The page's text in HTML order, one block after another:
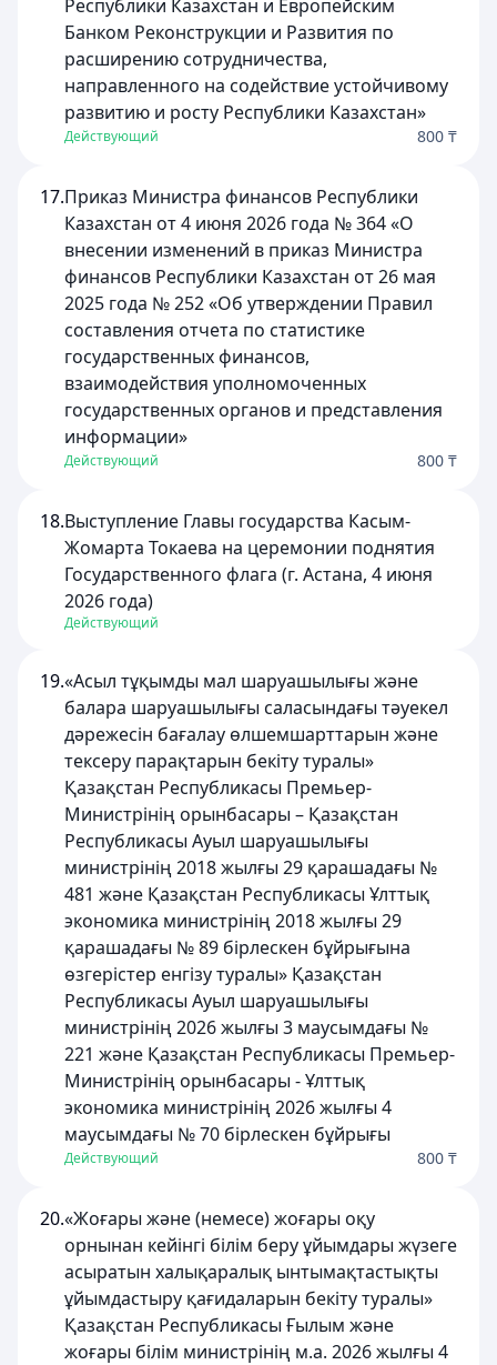
Республики Казахстан и Европейским
Банком Реконструкции и Развития по
расширению сотрудничества,
направленного на содействие устойчивому
развитию и росту Республики Казахстан»
Действующий 800 ₸
17.Приказ Министра финансов Республики
Казахстан от 4 июня 2026 года № 364 «О
внесении изменений в приказ Министра
финансов Республики Казахстан от 26 мая
2025 года № 252 «Об утверждении Правил
составления отчета по статистике
государственных финансов,
взаимодействия уполномоченных
государственных органов и представления
информации»
Действующий 800 ₸
18.Выступление Главы государства Касым-
Жомарта Токаева на церемонии поднятия
Государственного флага (г. Астана, 4 июня
2026 года)
Действующий
19.«Асыл тұқымды мал шаруашылығы және
балара шаруашылығы саласындағы тәуекел
дәрежесін бағалау өлшемшарттарын және
тексеру парақтарын бекіту туралы»
Қазақстан Республикасы Премьер-
Министрінің орынбасары – Қазақстан
Республикасы Ауыл шаруашылығы
министрінің 2018 жылғы 29 қарашадағы №
481 және Қазақстан Республикасы Ұлттық
экономика министрінің 2018 жылғы 29
қарашадағы № 89 бірлескен бұйрығына
өзгерістер енгізу туралы» Қазақстан
Республикасы Ауыл шаруашылығы
министрінің 2026 жылғы 3 маусымдағы №
221 және Қазақстан Республикасы Премьер-
Министрінің орынбасары - Ұлттық
экономика министрінің 2026 жылғы 4
маусымдағы № 70 бірлескен бұйрығы
Действующий 800 ₸
20.«Жоғары және (немесе) жоғары оқу
орнынан кейінгі білім беру ұйымдары жүзеге
асыратын халықаралық ынтымақтастықты
ұйымдастыру қағидаларын бекіту туралы»
Қазақстан Республикасы Ғылым және
жоғары білім министрінің м.а. 2026 жылғы 4